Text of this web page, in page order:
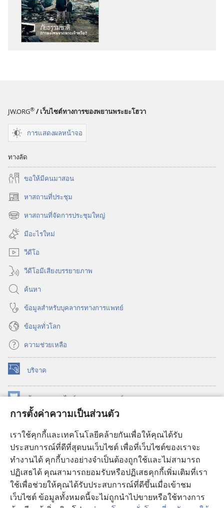
การตั้งค่าความเป็นส่วนตัว
เราใช้คุกกี้และเทคโนโลยีคล้ายกันเพื่อให้คุณได้รับ
ประสบการณ์ที่ดีที่สุดบนเว็บไซต์ เพื่อที่เว็บไซต์ของเราจะ
ทำงานได้ คุกกี้บางอย่างจำเป็นต้องถูกใช้และไม่สามารถ
ปฏิเสธได้ คุณสามารถยอมรับหรือปฏิเสธคุกกี้เพิ่มเติมที่เรา
ใช้เพื่อช่วยให้คุณได้รับประสบการณ์ที่ดีขึ้นเมื่อเข้าชม
เว็บไซต์ ข้อมูลทั้งหมดนี้จะไม่ถูกนำไปขายหรือใช้ทางการ
JW.ORG® / เว็บไซต์ทางการของพยานพระยะโฮวา
การแสดงผลหน้าจอ
ทางลัด
ขอ​ให้​มี​คน​มา​สอน
หาสถานที่ประชุม
(เปิด
หน้าต่างหาสถานที่จัดการประชุมใหญ่
(เปิด
หน้าต่าง
ใหม่)
มีอะไรใหม่
วีดีโอ
วีดีโอมีเสียงบรรยายภาพ
ค้นหา
ข้อมูล​สำหรับ​บุคลากร​ทาง​การ​แพทย์
ข้อมูล​ทั่ว​โลก
ความช่วยเหลือ
บริจาค
(เปิด
หน้าต่าง
ใหม่) ห้องสมุดออนไลน์ของวอชเทาเวอร์
หน้าต่าง
®
หน้าต่าง
ใหม่) JW Library®
ห้องสมุดว็อชเทาเวอร์ ®